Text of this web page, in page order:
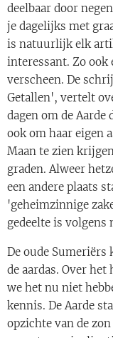
deelbaar door
je dagelijks met
is natuurlijk elk
interessant. Zo ook
verscheen. De
Getallen', vertelt
dagen om de
ook om haar eigen
Maan te zien
graden. Alweer
een andere plaats
'geheimzinnige
gedeelte is volgens
De oude Sumeriërs
de aardas. Over
we het nu niet
kennis. De Aarde
opzichte van de zon